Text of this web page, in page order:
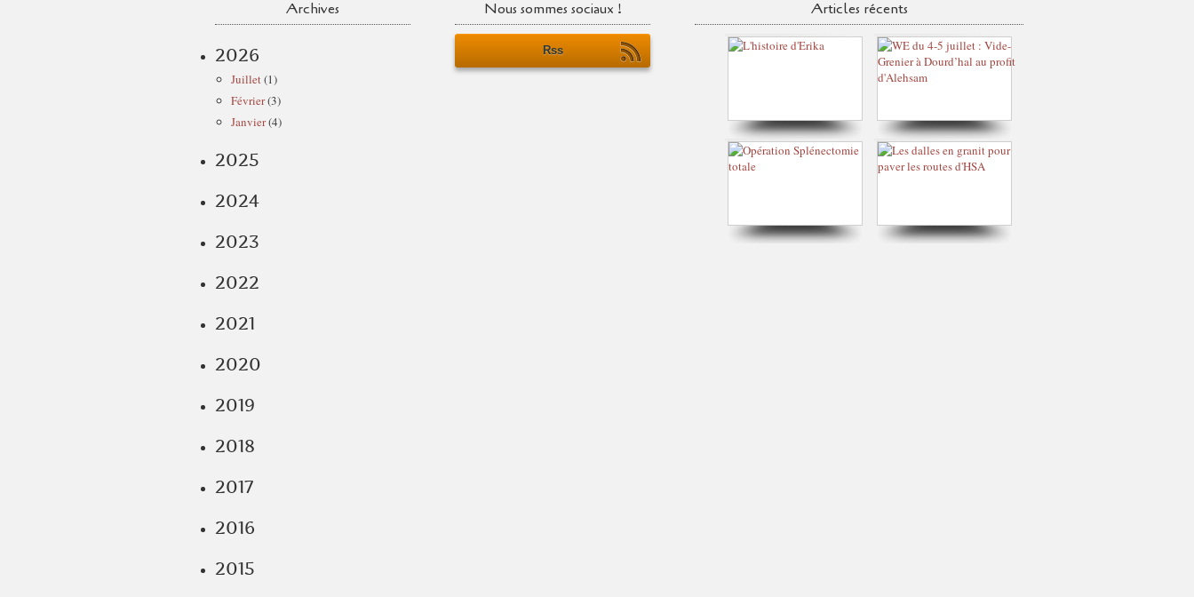
Archives
2026
Juillet(1)
Février(3)
Janvier(4)
2025
2024
2023
2022
2021
2020
2019
2018
2017
2016
2015
Nous sommes sociaux !
Rss
Articles récents